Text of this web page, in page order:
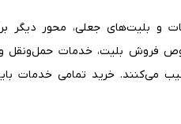
و بلیت‌های جعلی، محور دیگر
فروش بلیت، خدمات حمل‌ونقل و
می‌کنند. خرید تمامی خدمات